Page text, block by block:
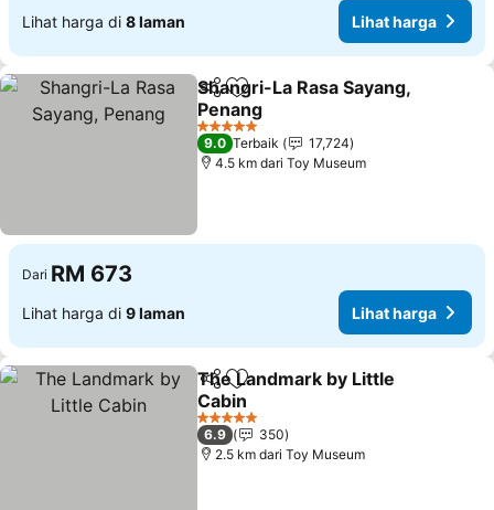
Lihat harga di 8 laman Lihat harga
KongsiTambah ke favorit
Shangri-La Rasa Sayang,
Penang
5 Bintang
9.0 Terbaik
17,724
4.5 km dari Toy Museum
Dari RM 673
Lihat harga di 9 laman Lihat harga
KongsiTambah ke favorit
The Landmark by Little
Cabin
5 Bintang
6.9
350
2.5 km dari Toy Museum